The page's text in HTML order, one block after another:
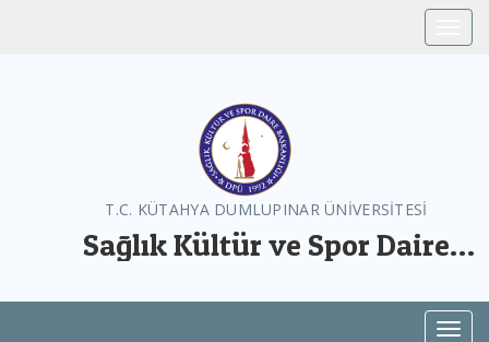
T.C. KÜTAHYA DUMLUPINAR ÜNİVERSİTESİ
Sağlık Kültür ve Spor Daire